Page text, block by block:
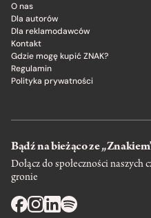
O nas
Dla autorów
Dla reklamodawców
Kontakt
Gdzie mogę kupić ZNAK?
Regulamin
Polityka prywatności
Bądź na bieżąco ze
Dołącz do społeczności
gronie